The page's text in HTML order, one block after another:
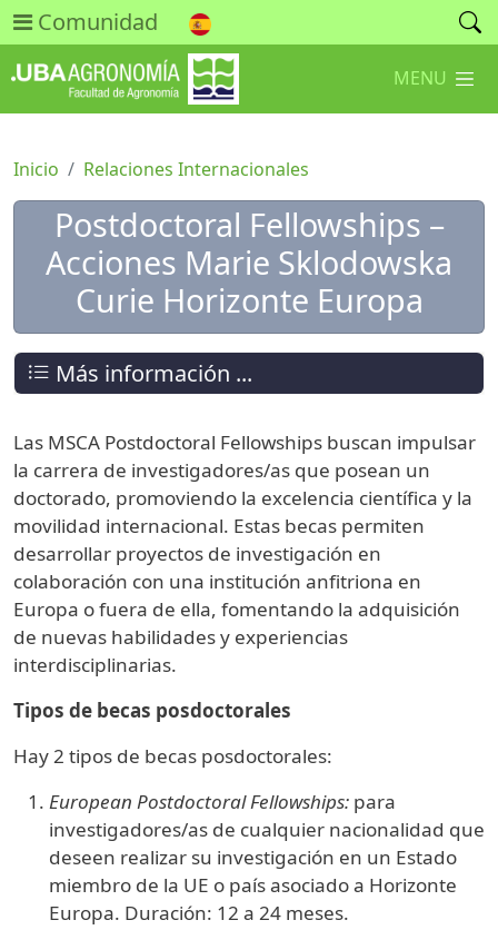
Comunidad
MENU
Inicio Relaciones Internacionales
Postdoctoral Fellowships –
Acciones Marie Sklodowska
Curie Horizonte Europa
Las MSCA Postdoctoral Fellowships buscan impulsar
la carrera de investigadores/as que posean un
doctorado, promoviendo la excelencia científica y la
movilidad internacional. Estas becas permiten
desarrollar proyectos de investigación en
colaboración con una institución anfitriona en
Europa o fuera de ella, fomentando la adquisición
de nuevas habilidades y experiencias
interdisciplinarias.
Tipos de becas posdoctorales
Hay 2 tipos de becas posdoctorales:
European Postdoctoral Fellowships: para
investigadores/as de cualquier nacionalidad que
deseen realizar su investigación en un Estado
miembro de la UE o país asociado a Horizonte
Europa. Duración: 12 a 24 meses.
Más información ...